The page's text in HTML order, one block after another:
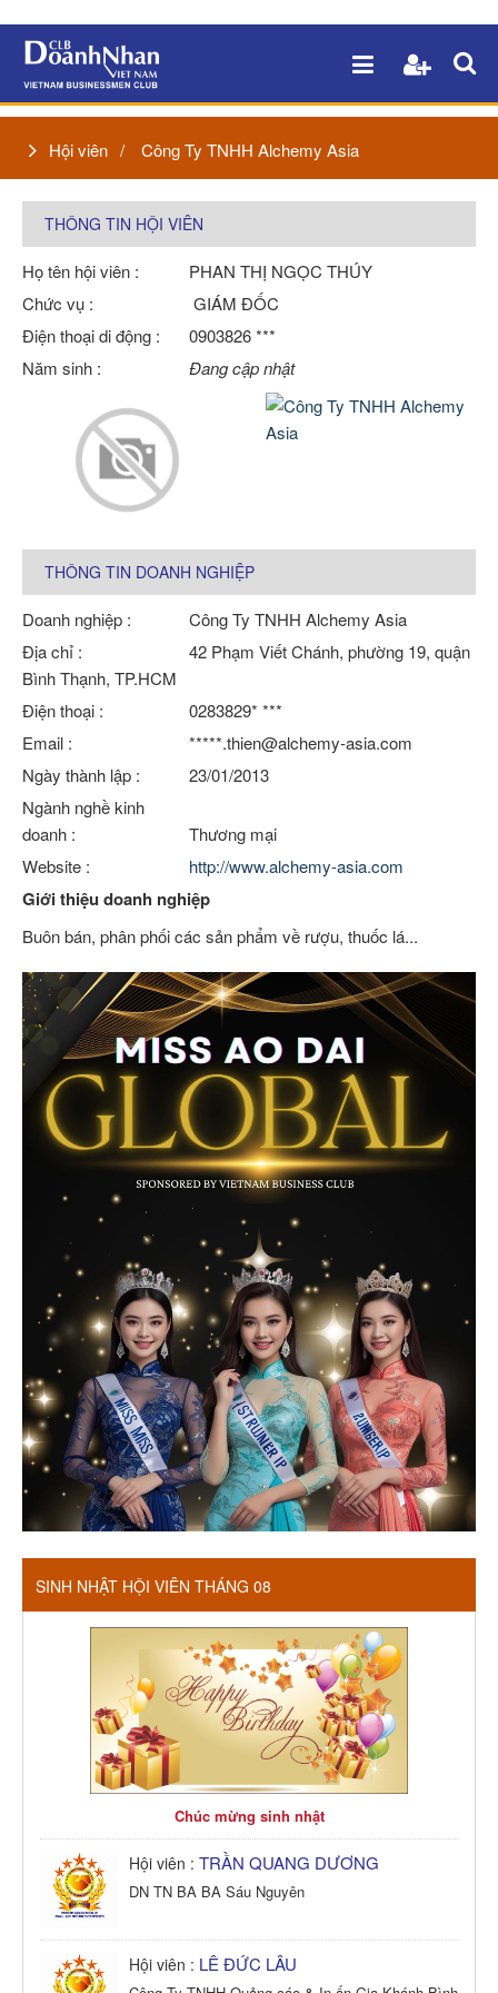
Hội viên Công Ty TNHH Alchemy Asia
THÔNG TIN HỘI VIÊN
Họ tên hội viên :
PHAN THỊ NGỌC THÚY
Chức vụ :
GIÁM ĐỐC
Điện thoại di động :
0903826 ***
Năm sinh :
Đang cập nhật
THÔNG TIN DOANH NGHIỆP
Doanh nghiệp :
Công Ty TNHH Alchemy Asia
Địa chỉ :
42 Phạm Viết Chánh, phường 19, quận
Bình Thạnh, TP.HCM
Điện thoại :
0283829* ***
Email :
*****.thien@alchemy-asia.com
Ngày thành lập :
23/01/2013
Ngành nghề kinh
doanh :
Thương mại
Website :
http://www.alchemy-asia.com
Giới thiệu doanh nghiệp
Buôn bán, phân phối các sản phẩm về rượu, thuốc lá...
SINH NHẬT HỘI VIÊN THÁNG 08
Chúc mừng sinh nhật
Hội viên : TRẦN QUANG DƯƠNG
DN TN BA BA Sáu Nguyên
Hội viên : LÊ ĐỨC LÂU